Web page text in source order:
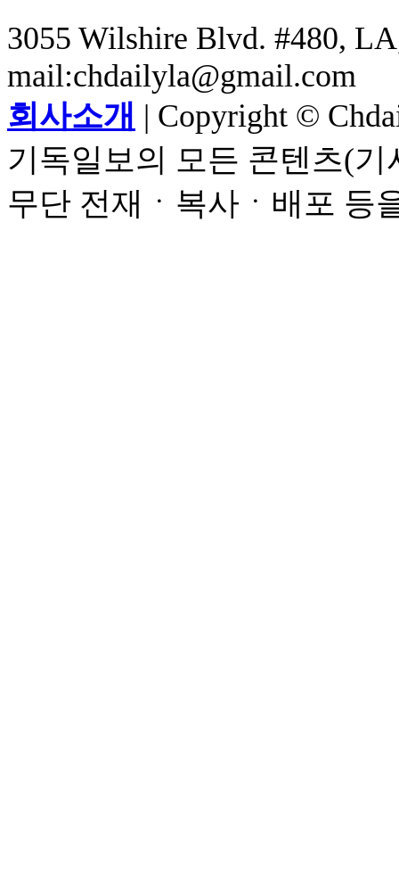
3055 Wilshire Blvd. #480,
mail:chdailyla@gmail.com
회사소개 | Copyright ©
기독일보의 모든 콘텐츠(
무단 전재ㆍ복사ㆍ배포 등